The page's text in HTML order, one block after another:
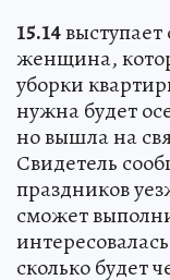
15.14
женщина,
уборки
нужна будет
но вышла на
Свидетель
праздников
сможет
сколько будет